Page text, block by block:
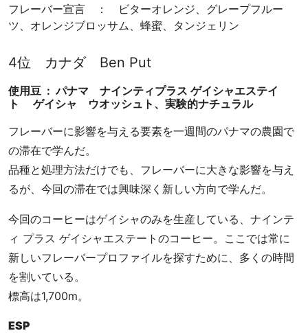
フレーバー宣言 ： ビターオレンジ、グレープフルー
ツ、オレンジブロッサム、蜂蜜、タンジェリン
4位 カナダ Ben Put
使用豆 : パナマ ナインティプラス ゲイシャエステイ
ト ゲイシャ ウオッシュト、実験的ナチュラル
フレーバーに影響を与える要素を一週間のパナマの農園で
の滞在で学んだ。
品種と処理方法だけでも、フレーバーに大きな影響を与え
るが、今回の滞在では興味深く新しい方向で学んだ。
今回のコーヒーはゲイシャのみを生産している、ナインテ
ィ プラス ゲイシャエステートのコーヒー。ここでは常に
新しいフレーバープロファイルを探すために、多くの時間
を割いている。
標高は1,700m。
ESP